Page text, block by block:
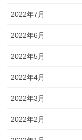
2022年7月
2022年6月
2022年5月
2022年4月
2022年3月
2022年2月